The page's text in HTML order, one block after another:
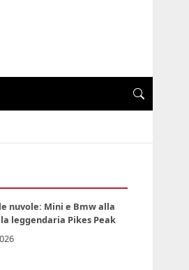
nuvole: Mini e Bmw alla
leggendaria Pikes Peak